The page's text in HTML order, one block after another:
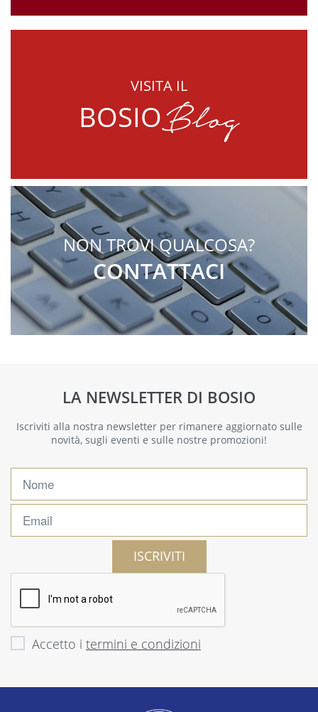
VISITA IL
BOSIOBlog
NON TROVI QUALCOSA?
CONTATTACI
LA NEWSLETTER DI BOSIO
Iscriviti alla nostra newsletter per rimanere aggiornato sulle
novità, sugli eventi e sulle nostre promozioni!
ISCRIVITI
Accetto i termini e condizioni